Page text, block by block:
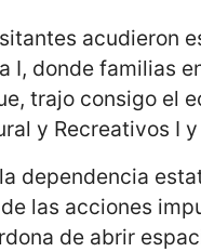
acudieron
I, donde familias
trajo consigo el
y Recreativos I
dependencia
las acciones
de abrir